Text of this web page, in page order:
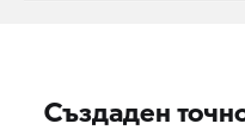
Създаден